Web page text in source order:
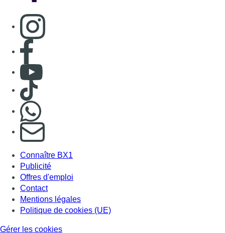
Consulter page Instagram
Consulter page Facebook
Consulter Youtube
Consulter TikTok
S'abonner à notre newsletter
Connaître BX1
Publicité
Offres d'emploi
Contact
Mentions légales
Politique de cookies (UE)
Gérer les cookies